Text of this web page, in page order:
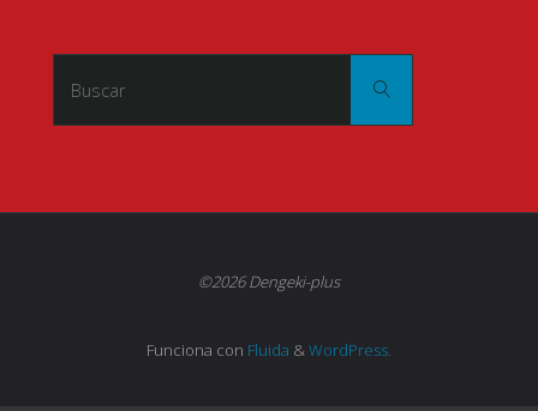
Buscar
©2026 Dengeki-plus
Funciona con Fluida &WordPress.